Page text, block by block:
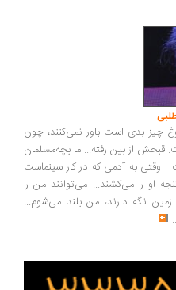
است باور نمی‌کنند، چون
بین رفته... ما بچه‌مسلمان
به آدمی که در کار سینماست
می‌کشند... می‌توانند من را
دارند، من بلند می‌شوم...